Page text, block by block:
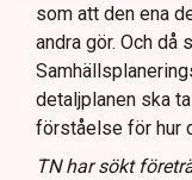
som att den ena
andra gör. Och då
detaljplanen ska
förståelse för hur
TN har sökt